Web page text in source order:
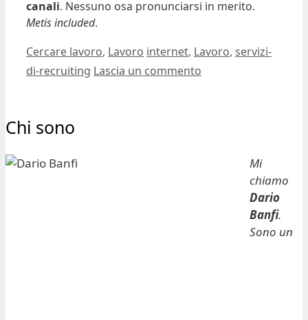
canali. Nessuno osa pronunciarsi in merito.
Metis included.
Categorie
Cercare lavoro, Lavoro Tag
internet, Lavoro, servizi-
di-recruiting Lascia un commento
Chi sono
Mi
chiamo
Dario
Banfi.
Sono un